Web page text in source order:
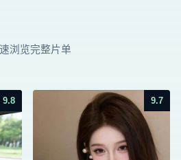
浏览完整片单
9.8 9.7